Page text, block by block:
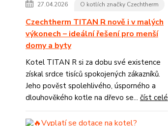
27.04.2026 O kotlích značky Czechtherm
Czechtherm TITAN R nově i v malých
výkonech – ideální řešení pro menší
domy a byty
Kotel TITAN R si za dobu své existence
získal srdce tisíců spokojených zákazníků.
Jeho pověst spolehlivého, úsporného a
dlouhověkého kotle na dřevo se... číst celé